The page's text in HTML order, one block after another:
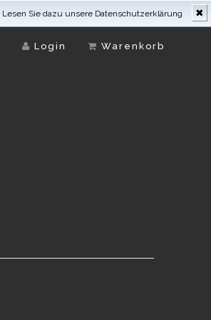
Lesen Sie dazu unsere Datenschutzerklärung ✖
Login Warenkorb